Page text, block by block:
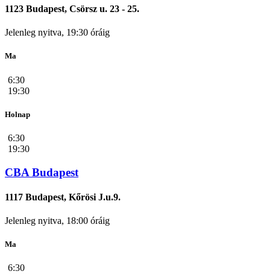
1123 Budapest, Csörsz u. 23 - 25.
Jelenleg nyitva, 19:30 óráig
Ma
6:30
19:30
Holnap
6:30
19:30
CBA Budapest
1117 Budapest, Kőrösi J.u.9.
Jelenleg nyitva, 18:00 óráig
Ma
6:30